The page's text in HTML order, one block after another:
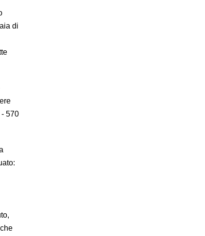
di
570